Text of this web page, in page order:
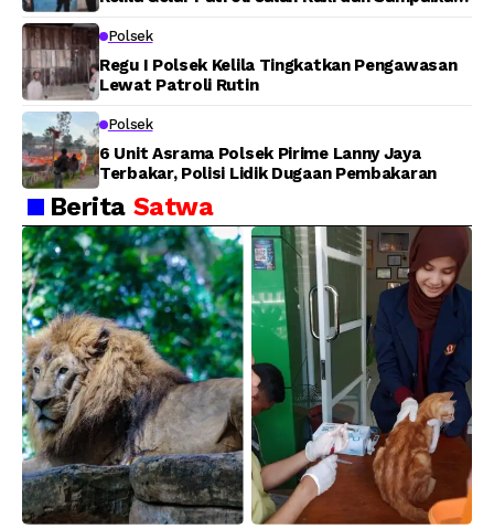
Polsek
Regu I Polsek Kelila Tingkatkan Pengawasan
Lewat Patroli Rutin
Polsek
6 Unit Asrama Polsek Pirime Lanny Jaya
Terbakar, Polisi Lidik Dugaan Pembakaran
Berita Satwa